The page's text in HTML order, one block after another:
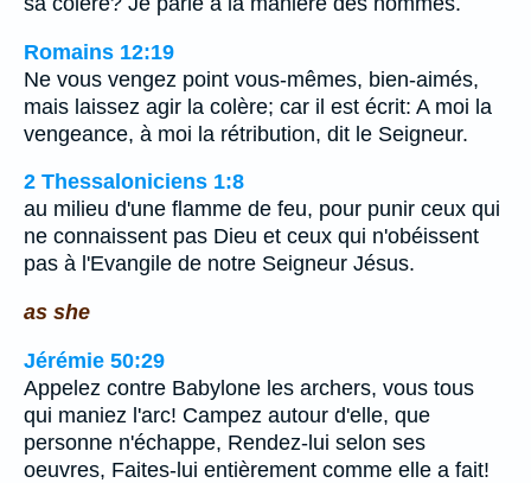
Romains 12:19
Ne vous vengez point vous-mêmes, bien-aimés,
mais laissez agir la colère; car il est écrit: A moi la
vengeance, à moi la rétribution, dit le Seigneur.
2 Thessaloniciens 1:8
au milieu d'une flamme de feu, pour punir ceux qui
ne connaissent pas Dieu et ceux qui n'obéissent
pas à l'Evangile de notre Seigneur Jésus.
as she
Jérémie 50:29
Appelez contre Babylone les archers, vous tous
qui maniez l'arc! Campez autour d'elle, que
personne n'échappe, Rendez-lui selon ses
oeuvres, Faites-lui entièrement comme elle a fait!